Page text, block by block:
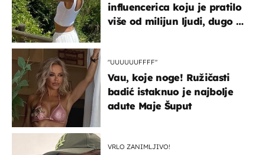
influencerica koju je pratilo
više od milijun ljudi, dugo se
"UUUUUUFFFF"
Vau, koje noge! Ružičasti
badić istaknuo je najbolje
adute Maje Šuput
VRLO ZANIMLJIVO!